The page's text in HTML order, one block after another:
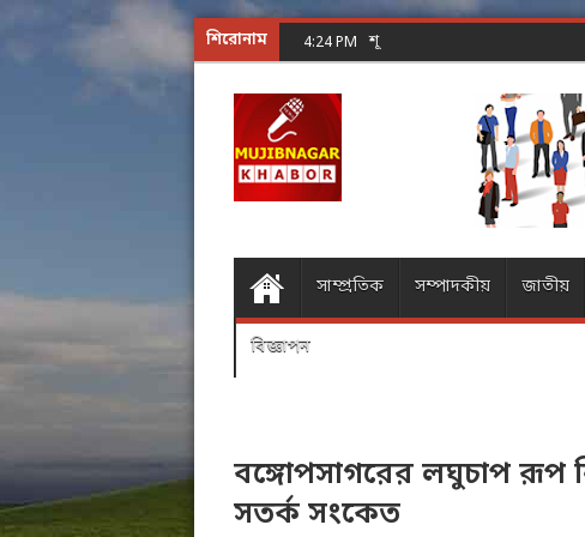
শিরোনাম 4:24 PM শূন্যের গোলকধাঁধা অঙ্ক করার ম্
সাম্প্রতিক সম্পাদকীয় জাতীয়
বিজ্ঞাপন
বঙ্গোপসাগরের লঘুচাপ রূপ
সতর্ক সংকেত